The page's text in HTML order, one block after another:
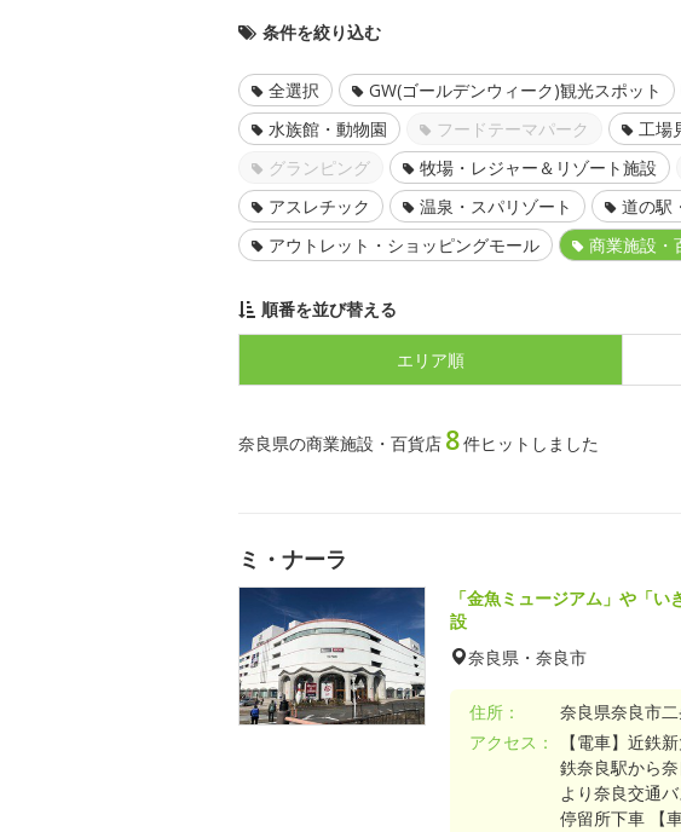
条件を絞り込む
全選択 GW(ゴールデンウィーク)観光スポット
水族館・動物園
フードテーマパーク 工場
グランピング
牧場・レジャー＆リゾート施設
アスレチック
温泉・スパリゾート 道の駅
アウトレット・ショッピングモール
商業施設・
順番を並び替える
エリア順
奈良県の商業施設・百貨店 8件ヒットしました
ミ・ナーラ
「金魚ミュージアム」や「
設
奈良県・奈良市
住所：
奈良県奈良市
アクセス：
【電車】近鉄
鉄奈良駅から
より奈良交通
停留所下車 【